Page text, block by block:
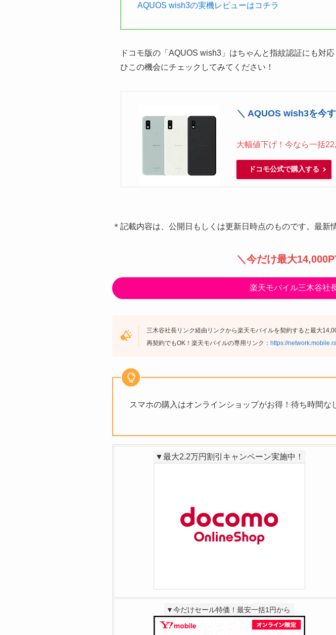
AQUOS wish3の実機レビューはコチラ
ドコモ版の「AQUOS wish3」はちゃんと指紋認証にも対
ひこの機会にチェックしてみてください！
＼ AQUOS wish3を今
大幅値下げ！今なら一括
ドコモ公式で購入する
＊記載内容は、公開日もしくは更新日時点のものです。最新
＼今だけ最大
楽天モバイル三木谷社
三木谷社長リンク経由リンクから楽天モバイルを契約すると最大
再契約でもOK！楽天モバイルの専用リンク： https://
スマホの購入はオンラインショップがお得！待ち時間な
▼最大2.2万円割引キャンペーン実施中！
▼今だけセール特価！最安一括1円から